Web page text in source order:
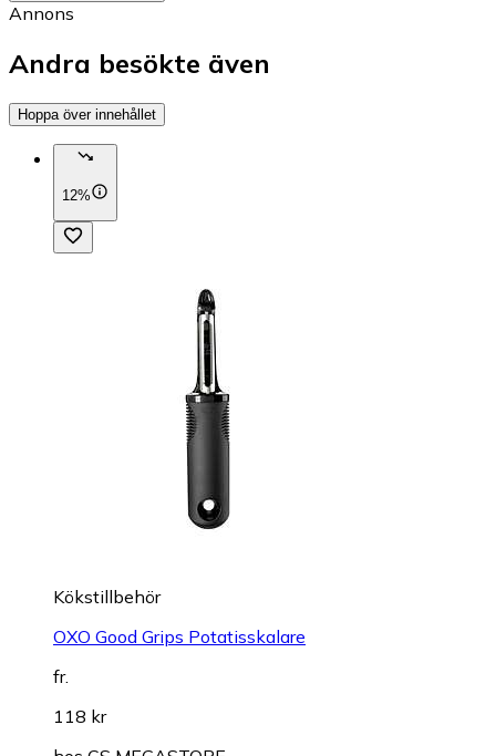
Annons
Andra besökte även
Hoppa över innehållet
12%
Kökstillbehör
OXO Good Grips Potatisskalare
fr.
118 kr